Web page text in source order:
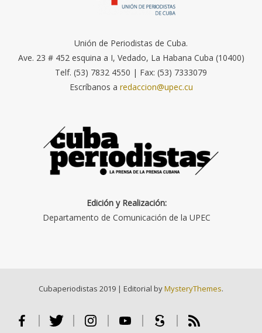
Unión de Periodistas de Cuba.
Ave. 23 # 452 esquina a I, Vedado, La Habana Cuba (10400)
Telf. (53) 7832 4550 | Fax: (53) 7333079
Escríbanos a redaccion@upec.cu
Edición y Realización:
Departamento de Comunicación de la UPEC
Cubaperiodistas 2019 | Editorial byMysteryThemes.
Facebook Twitter Instagram Youtube Scribd RSS